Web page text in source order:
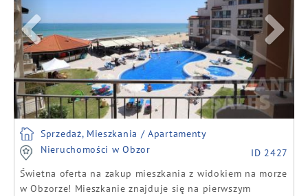
Sprzedaż, Mieszkania / Apartamenty
Nieruchomości w Obzor
ID 2427
Świetna oferta na zakup mieszkania z widokiem na morze
w Obzorze! Mieszkanie znajduje się na pierwszym